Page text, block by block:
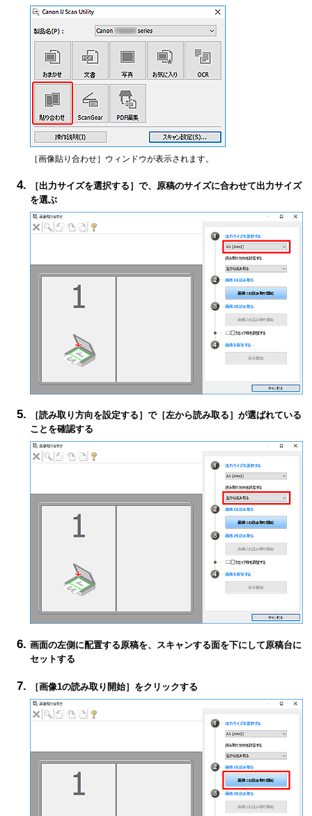
［画像貼り合わせ］ウィンドウが表示されます。
［出力サイズを選択する ］で、原稿のサイズに合わせて出力サイズ
を選ぶ
［読み取り方向を設定する ］で［左から読み取る ］が選ばれている
ことを確認する
画面の左側に配置する原稿を、スキャンする面を下にして原稿台に
セットする
［画像1の読み取り開始］をクリックする